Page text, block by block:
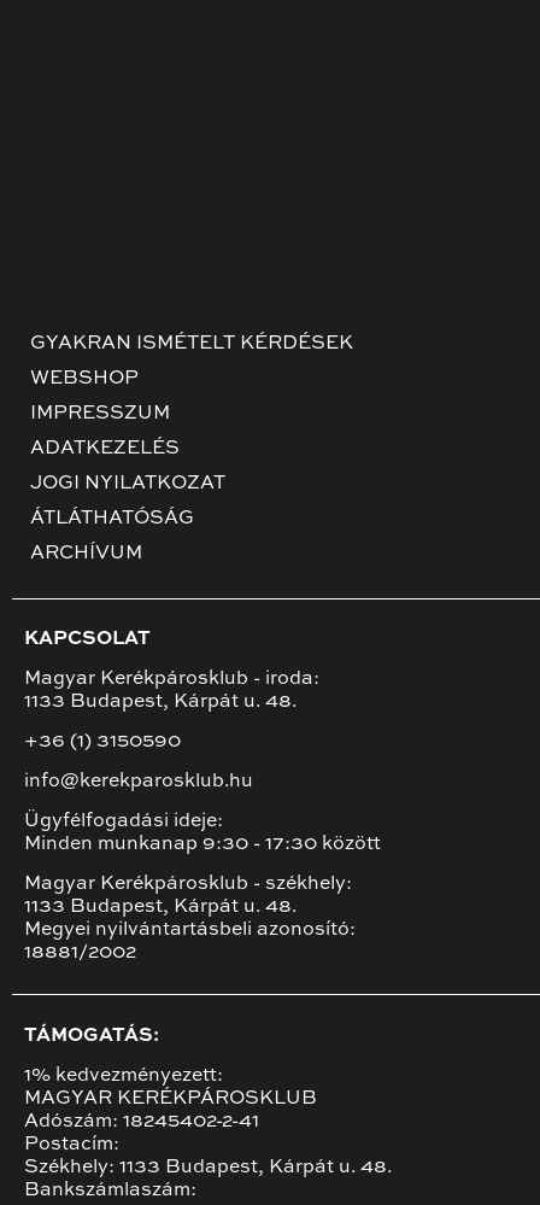
GYAKRAN ISMÉTELT KÉRDÉSEK
WEBSHOP
IMPRESSZUM
ADATKEZELÉS
JOGI NYILATKOZAT
ÁTLÁTHATÓSÁG
ARCHÍVUM
KAPCSOLAT
Magyar Kerékpárosklub - iroda:
1133 Budapest, Kárpát u. 48.
+36 (1) 3150590
info@kerekparosklub.hu
Ügyfélfogadási ideje:
Minden munkanap 9:30 - 17:30 között
Magyar Kerékpárosklub - székhely:
1133 Budapest, Kárpát u. 48.
Megyei nyilvántartásbeli azonosító:
18881/2002
TÁMOGATÁS:
1% kedvezményezett:
MAGYAR KERÉKPÁROSKLUB
Adószám: 18245402-2-41
Postacím:
Székhely: 1133 Budapest, Kárpát u. 48.
Bankszámlaszám: